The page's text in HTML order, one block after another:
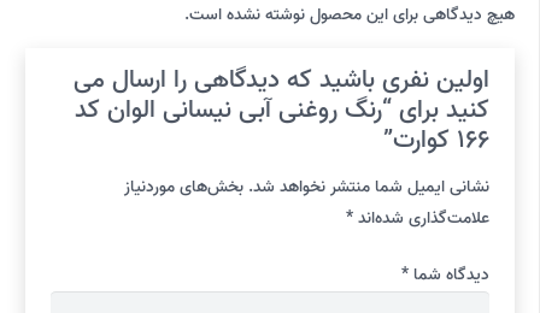
هیچ دیدگاهی برای این محصول نوشته نشده است.
اولین نفری باشید که دیدگاهی را ارسال می
کنید برای “رنگ روغنی آبی نیسانی الوان کد
166 کوارت”
نشانی ایمیل شما منتشر نخواهد شد. بخش‌های موردنیاز
علامت‌گذاری شده‌اند*
دیدگاه شما *